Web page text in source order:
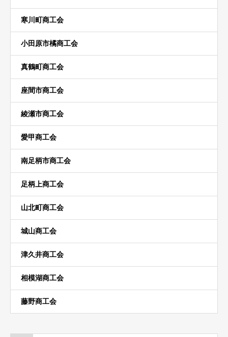
寒川町商工会
小田原市橘商工会
真鶴町商工会
座間市商工会
綾瀬市商工会
愛甲商工会
南足柄市商工会
足柄上商工会
山北町商工会
城山商工会
津久井商工会
相模湖商工会
藤野商工会